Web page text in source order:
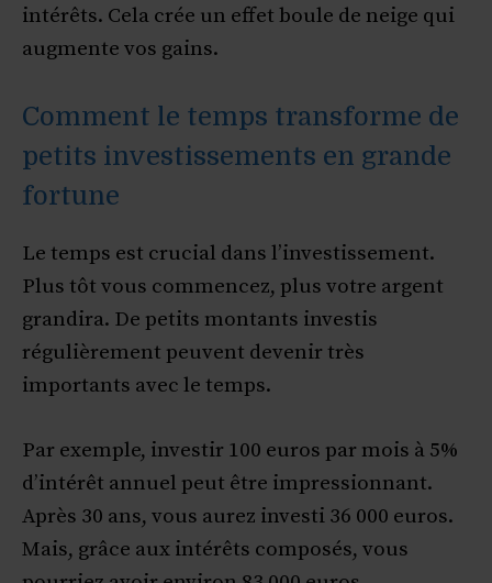
intérêts. Cela crée un effet boule de neige qui
augmente vos gains.
Comment le temps transforme de
petits investissements en grande
fortune
Le temps est crucial dans l’investissement.
Plus tôt vous commencez, plus votre argent
grandira. De petits montants investis
régulièrement peuvent devenir très
importants avec le temps.
Par exemple, investir 100 euros par mois à 5%
d’intérêt annuel peut être impressionnant.
Après 30 ans, vous aurez investi 36 000 euros.
Mais, grâce aux intérêts composés, vous